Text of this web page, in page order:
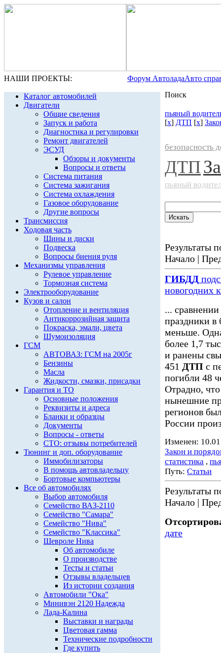
НАШИ ПРОЕКТЫ: Форум АвтоладаАвто
Каталог автомобилей
Двигатели
Общие сведения
Запуск и работа
Диагностика и регулировки
Ремонт двигателей
ЭСУД
Обзоры и документы
Вопросы и ответы
Система питания
Система зажигания
Система охлаждения
Газовое оборудование
Другие вопросы
Трансмиссия
Ходовая часть
Шины и диски
Подвеска
Вопросы биения руля
Механизмы управления
Рулевое управление
Тормозная система
Электрооборудование
Кузов и салон
Отопление и вентиляция
Антикоррозийная защита
Покраска, эмали, цвета
Шумоизоляция
ГСМ
АВТОВАЗ: ГСМ на 2005г
Бензины
Масла
Жидкости, смазки, присадки
Гарантия и ТО
Основные положения
Реквизиты и адреса
Бланки и образцы
Документы
Вопросы - ответы
СТО: отзывы потребителей
Тюнинг и доп. оборудование
Иммобилизаторы
В помощь автовладельцу
Бортовые компьютеры
Все об автомобилях
Выбор автомобиля
Семейство ВАЗ-2110
Семейство "Самара"
Семейство "Нива"
Семейство "Классика"
Шевроле Нива
Об автомобиле
О производстве
Тесты и статьи
Отзывы владельцев
Из истории создания
Автомобили "Ока"
Минивэн 2120 Надежда
Лада-Калина
Выставки и награды
Цветовая гамма
Технические подробности
Где купить
Поиск
пьяный
[x] ДТП [x]
безопасность
ДТП
пьяный
Результаты
Начало |
ГИБДД
новогодних
...
праздники в
меньше.
более 1,7
и ранены
451 ДТП с
погибли 48
Отрадно,
нынешние
регионов
России
Изменен:
Закон и
статистика ,
Путь: Статьи
Результаты
Начало |
дате